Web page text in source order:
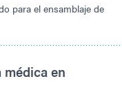
para el ensamblaje de
en